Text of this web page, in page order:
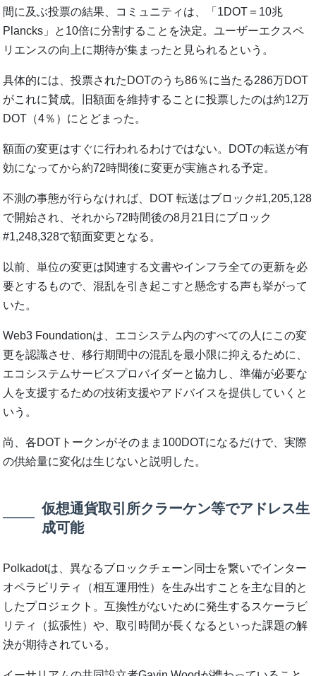
間に及ぶ投票の結果、コミュニティは、「1DOT＝10兆
Plancks」と10倍に分割することを決定。ユーザーエクスペ
リエンスの向上に期待が集まったと見られるという。
具体的には、投票されたDOTのうち86％に当たる286万DOT
がこれに賛成。旧額面を維持することに投票したのは約12万
DOT（4％）にとどまった。
額面の変更はすぐに行われるわけではない。DOTの転送が有
効になってから約72時間後に変更が実施される予定。
不測の事態が行らなければ、DOT 転送はブロック#1,205,128
で開始され、それから72時間後の8月21日にブロック
#1,248,328で額面変更となる。
以前、単位の変更は関連する文書やインフラ全ての更新を必
要とするもので、混乱を引き起こすと懸念する声も挙がって
いた。
Web3 Foundationは、エコシステム内のすべての人にこの変
更を認識させ、移行期間中の混乱を最小限に抑えるために、
エコシステムサービスプロバイダーと協力し、準備が必要な
人を支援するための技術支援やアドバイスを提供していくと
いう。
尚、各DOTトークンがそのまま100DOTになるだけで、実際
の供給量に変化は生じないと説明した。
仮想通貨取引所クラーケン等でアドレス生
成可能
Polkadotは、異なるブロックチェーン同士を繋いでインター
オペラビリティ（相互運用性）を生み出すことを主な目的と
したプロジェクト。互換性がないために発生するスケーラビ
リティ（拡張性）や、取引時間が長くなるといった課題の解
決が期待されている。